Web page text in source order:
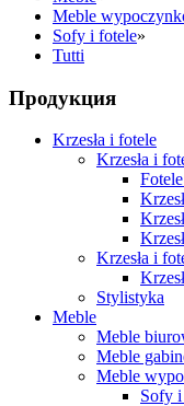
Meble
Sofy i fotele»
Tutti
Продукция
Krzesła i fotele
Krzesła i
Krzesła i
Stylistyka
Meble
Meble
Meble
Meble
Sofy